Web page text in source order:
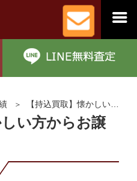
【持込買取】懐かしい方からお譲り頂きました
しい方からお譲